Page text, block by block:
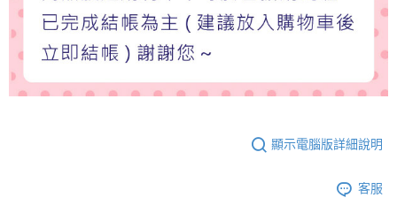
顯示電腦版詳細說明
客服